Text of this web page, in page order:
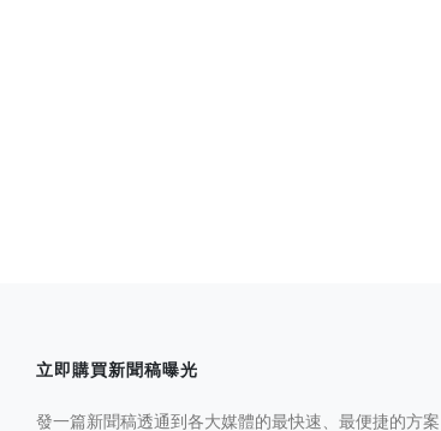
立即購買新聞稿曝光
發一篇新聞稿透通到各大媒體的最快速、最便捷的方案